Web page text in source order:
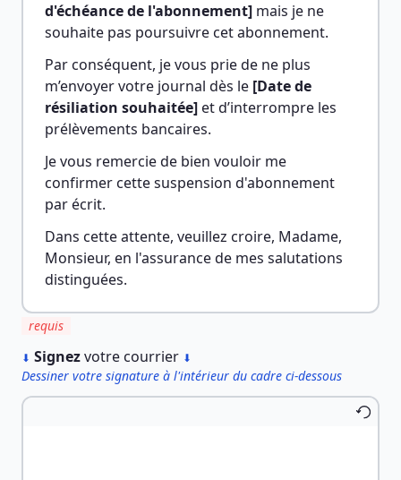
d'échéance de l'abonnement] mais je ne
souhaite pas poursuivre cet abonnement.
Par conséquent, je vous prie de ne plus
m’envoyer votre journal dès le [Date de
résiliation souhaitée] et d’interrompre les
prélèvements bancaires.
Je vous remercie de bien vouloir me
confirmer cette suspension d'abonnement
par écrit.
Dans cette attente, veuillez croire, Madame,
Monsieur, en l'assurance de mes salutations
distinguées.
requis
⬇ Signezvotre courrier ⬇
Dessiner votre signature à l'intérieur du cadre ci-dessous